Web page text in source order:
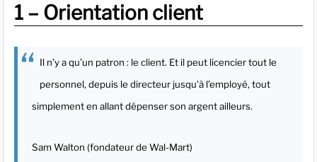
1 – Orientation client
Il n’y a qu’un patron : le client. Et il peut licencier tout le
personnel, depuis le directeur jusqu’à l’employé, tout
simplement en allant dépenser son argent ailleurs.
Sam Walton (fondateur de Wal-Mart)